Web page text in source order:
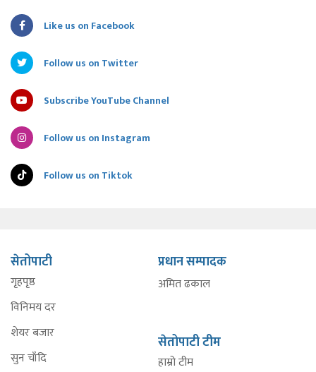
Like us on Facebook
Follow us on Twitter
Subscribe YouTube Channel
Follow us on Instagram
Follow us on Tiktok
सेतोपाटी
गृहपृष्ठ
विनिमय दर
शेयर बजार
सुन चाँदि
प्रधान सम्पादक
अमित ढकाल
सेतोपाटी टीम
हाम्रो टीम